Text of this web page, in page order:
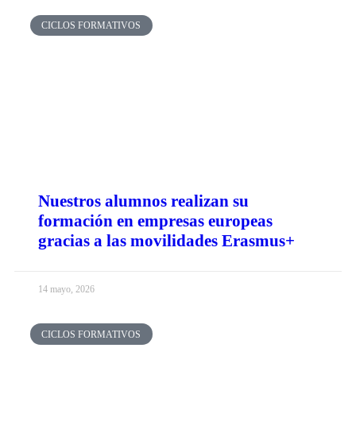
CICLOS FORMATIVOS
Nuestros alumnos realizan su
formación en empresas europeas
gracias a las movilidades Erasmus+
14 mayo, 2026
CICLOS FORMATIVOS